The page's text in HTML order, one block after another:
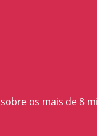
os mais de 8